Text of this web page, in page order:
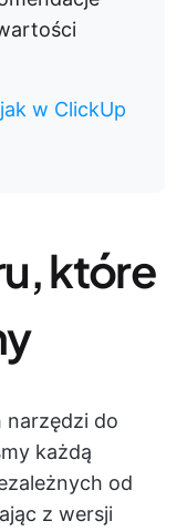
jak w ClickUp
które
narzędzi do
każdą
od
z wersji